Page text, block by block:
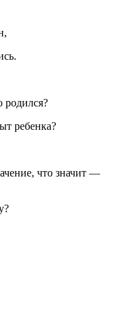
родился?
ребенка?
что значит —